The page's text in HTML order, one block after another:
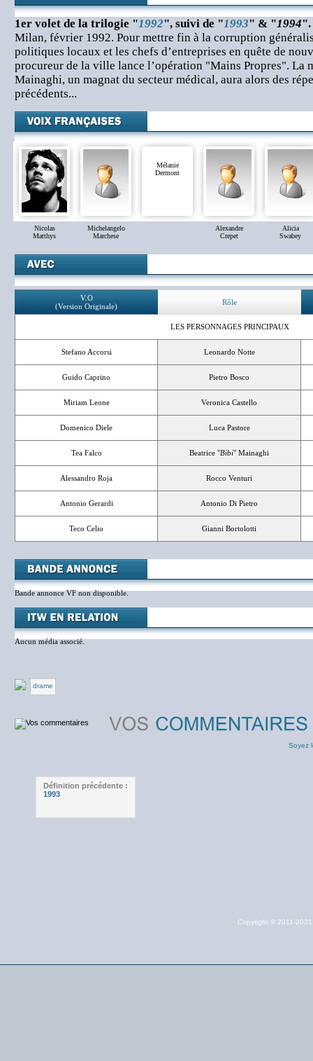
1er volet de la trilogie "1992", suivi de "1993" & "1994".
Milan, février 1992. Pour mettre fin à la corruption
politiques locaux et les chefs d’entreprises en quête de
procureur de la ville lance l’opération "Mains Propres". La
Mainaghi, un magnat du secteur médical, aura alors des
précédents...
Nicolas
Matthys
Michelangelo
Marchese
Mélanie
Dermont
Alexandre
Crepet
Alicia
Swabey
V.O
(Version Originale)
Rôle
LES PERSONNAGES PRINCIPAUX
Stefano Accorsi Leonardo Notte
Guido Caprino Pietro Bosco
Miriam Leone Veronica Castello
Domenico Diele Luca Pastore
Tea Falco Beatrice "Bibi" Mainaghi
Alessandro Roja Rocco Venturi
Antonio Gerardi Antonio Di Pietro
Teco Celio Gianni Bortolotti
Bande annonce VF non disponible.
Aucun média associé.
drame
Soyez
Définition précédente :
1993
Copyright © 2011-